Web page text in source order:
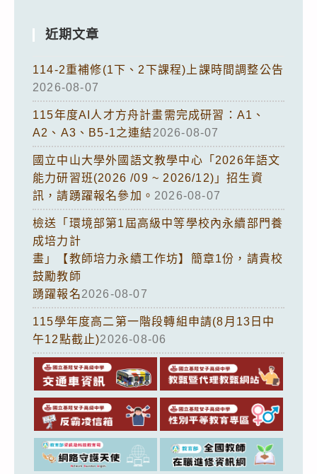
近期文章
114-2重補修(1下、2下課程)上課時間調整公告
2026-08-07
115年度AI人才方舟計畫需完成研習：A1、
A2、A3、B5-1之連結2026-08-07
國立中山大學外國語文教學中心「2026年語文
能力研習班(2026 /09 ~ 2026/12)」招生資
訊，請踴躍報名參加。 2026-08-07
檢送「環境部第1屆高級中等學校內永續部門養
成培力計
畫」【教師培力永續工作坊】簡章1份，請貴校
鼓勵教師
踴躍報名2026-08-07
115學年度高二第一階段轉組申請(8月13日中
午12點截止)2026-08-06